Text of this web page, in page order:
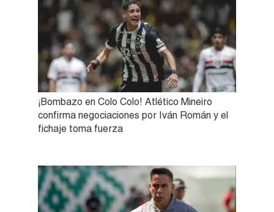
¡Bombazo en Colo Colo! Atlético Mineiro
confirma negociaciones por Iván Román y el
fichaje toma fuerza